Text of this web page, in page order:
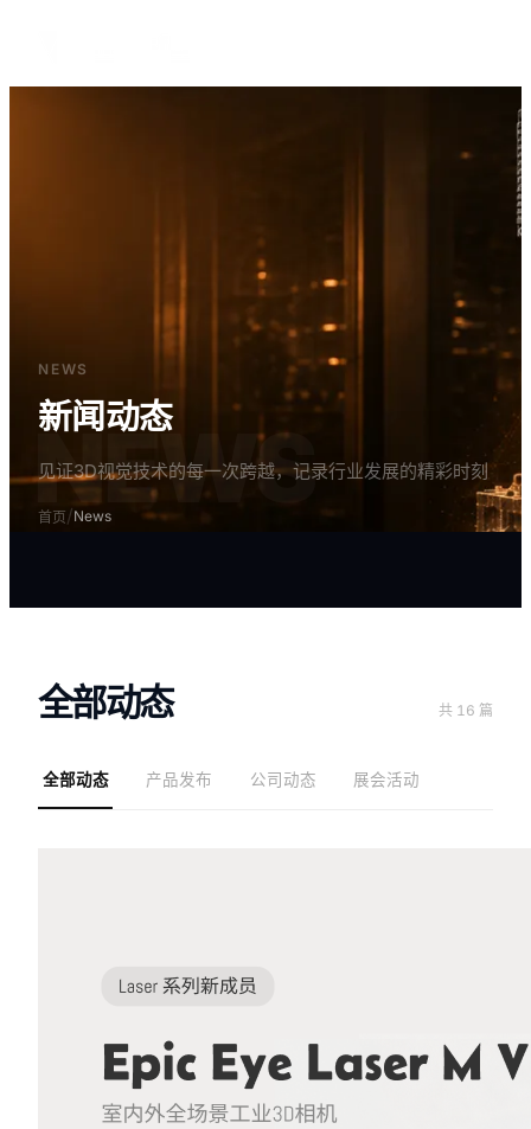
NEWS
NEWS
新闻动态
见证3D视觉技术的每一次跨越，记录行业发展的精彩时刻
首页/News
全部动态 共 16 篇
全部动态 产品发布 公司动态 展会活动